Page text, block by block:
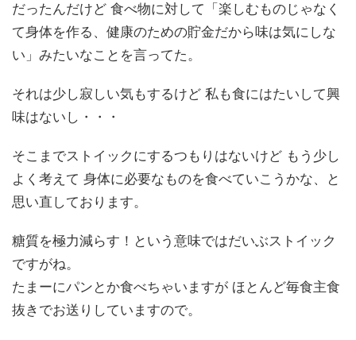
だったんだけど 食べ物に対して「楽しむものじゃなく
て身体を作る、健康のための貯金だから味は気にしな
い」みたいなことを言ってた。
それは少し寂しい気もするけど 私も食にはたいして興
味はないし・・・
そこまでストイックにするつもりはないけど もう少し
よく考えて 身体に必要なものを食べていこうかな、と
思い直しております。
糖質を極力減らす！という意味ではだいぶストイック
ですがね。
たまーにパンとか食べちゃいますが ほとんど毎食主食
抜きでお送りしていますので。